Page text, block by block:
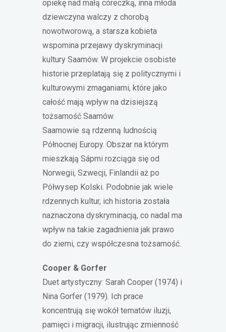
opiekę nad małą córeczką, inna młoda
dziewczyna walczy z chorobą
nowotworową, a starsza kobieta
wspomina przejawy dyskryminacji
kultury Saamów. W projekcie osobiste
historie przeplatają się z politycznymi i
kulturowymi zmaganiami, które jako
całość mają wpływ na dzisiejszą
tożsamość Saamów.
Saamowie są rdzenną ludnością
Północnej Europy. Obszar na którym
mieszkają Sápmi rozciąga się od
Norwegii, Szwecji, Finlandii aż po
Półwysep Kolski. Podobnie jak wiele
rdzennych kultur, ich historia została
naznaczona dyskryminacją, co nadal ma
wpływ na takie zagadnienia jak prawo
do ziemi, czy współczesna tożsamość.
Cooper & Gorfer
Duet artystyczny: Sarah Cooper (1974) i
Nina Gorfer (1979). Ich prace
koncentrują się wokół tematów iluzji,
pamięci i migracji, ilustrując zmienność